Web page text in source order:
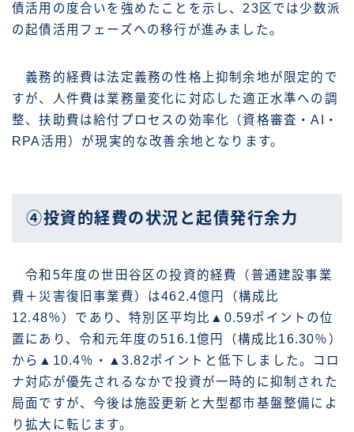
債活用の度合いを強めたことを示し、23区では少数派
の起債活用フェーズへの移行が進みました。
義務的経費は法定義務の性格上抑制余地が限定的で
すが、人件費は業務量変化に対応した適正水準への調
整、扶助費は給付プロセスの効率化（資格審査・AI・
RPA活用）が現実的な改善余地となります。
④投資的経費の状況と起債発行余力
令和5年度の世田谷区の投資的経費（普通建設事業
費＋災害復旧事業費）は462.4億円（構成比
12.48％）であり、特別区平均比▲0.59ポイントの位
置にあり、令和元年度の516.1億円（構成比16.30％）
から▲10.4％・▲3.82ポイントと低下しました。コロ
ナ対応が優先されるなかで投資が一時的に抑制された
局面ですが、今後は施設更新と大型都市基盤整備によ
り拡大に転じます。